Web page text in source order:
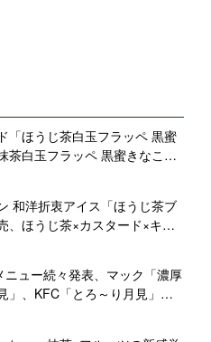
「ほうじ茶白玉フラッペ 黒蜜
茶白玉フラッペ 黒蜜きなこ」
和洋折衷アイス「ほうじ茶ブ
、ほうじ茶×カスタード×キャ
ニュー続々発表、マック「濃厚
」、KFC「とろ～り月見」、